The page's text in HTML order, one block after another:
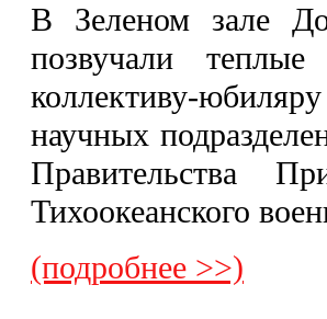
В Зеленом зале
позвучали
коллективу-
научных
Правительства
Тихоокеанского
(подробнее >>)